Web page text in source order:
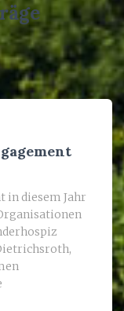
in diesem Jahr